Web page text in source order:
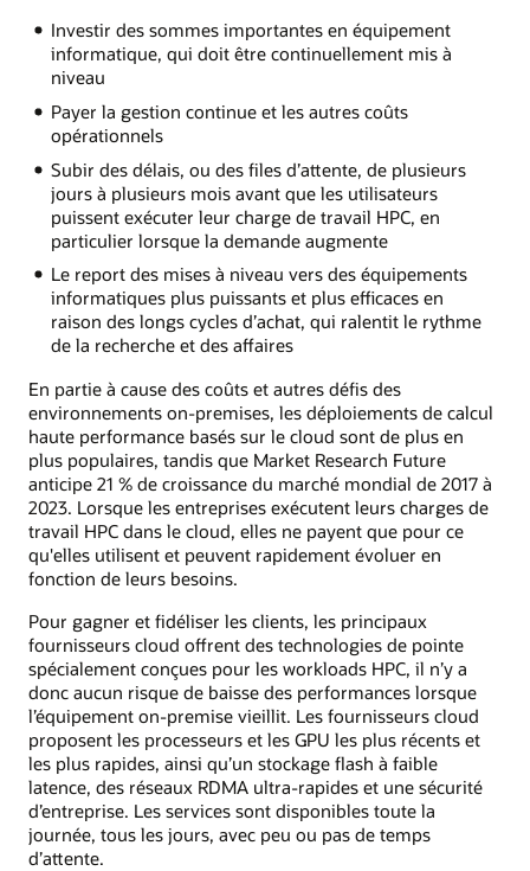
Investir des sommes importantes en équipement
informatique, qui doit être continuellement mis à
niveau
Payer la gestion continue et les autres coûts
opérationnels
Subir des délais, ou des files d’attente, de plusieurs
jours à plusieurs mois avant que les utilisateurs
puissent exécuter leur charge de travail HPC, en
particulier lorsque la demande augmente
Le report des mises à niveau vers des équipements
informatiques plus puissants et plus efficaces en
raison des longs cycles d’achat, qui ralentit le rythme
de la recherche et des affaires
En partie à cause des coûts et autres défis des
environnements on-premises, les déploiements de calcul
haute performance basés sur le cloud sont de plus en
plus populaires, tandis que Market Research Future
anticipe 21 % de croissance du marché mondial de 2017 à
2023. Lorsque les entreprises exécutent leurs charges de
travail HPC dans le cloud, elles ne payent que pour ce
qu'elles utilisent et peuvent rapidement évoluer en
fonction de leurs besoins.
Pour gagner et fidéliser les clients, les principaux
fournisseurs cloud offrent des technologies de pointe
spécialement conçues pour les workloads HPC, il n’y a
donc aucun risque de baisse des performances lorsque
l’équipement on-premise vieillit. Les fournisseurs cloud
proposent les processeurs et les GPU les plus récents et
les plus rapides, ainsi qu’un stockage flash à faible
latence, des réseaux RDMA ultra-rapides et une sécurité
d’entreprise. Les services sont disponibles toute la
journée, tous les jours, avec peu ou pas de temps
d’attente.